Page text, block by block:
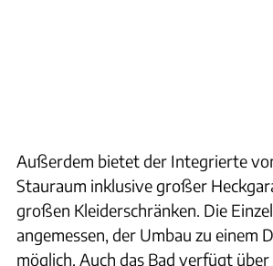
Außerdem bietet der Integrierte
Stauraum inklusive großer
großen Kleiderschränken. Die
angemessen, der Umbau zu einem
möglich. Auch das Bad verfügt